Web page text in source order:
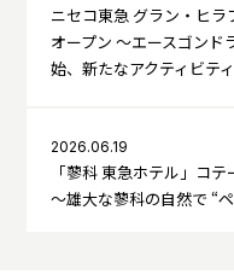
ニセコ東急 グラン・ヒ
オープン ～エースゴンド
始、新たなアクティビテ
2026.06.19
「蓼科 東急ホテル」コ
～雄大な蓼科の自然で “